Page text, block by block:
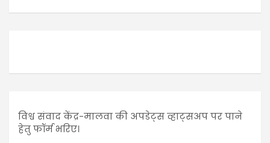
विश्व संवाद केंद्र-मालवा की अपडेट्स व्हाट्सअप पर पाने
हेतु फॉर्म भरिए।